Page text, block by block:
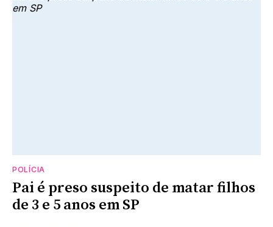
POLÍCIA
Pai é preso suspeito de matar filhos
de 3 e 5 anos em SP